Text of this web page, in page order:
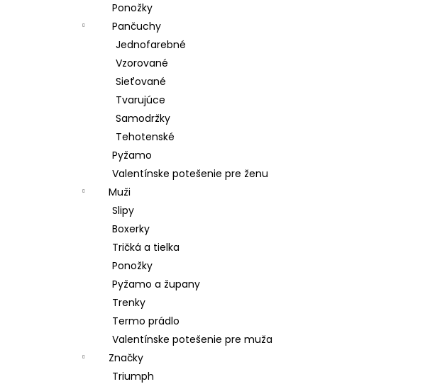
Ponožky
Pančuchy
Jednofarebné
Vzorované
Sieťované
Tvarujúce
Samodržky
Tehotenské
Pyžamo
Valentínske potešenie pre ženu
Muži
Slipy
Boxerky
Tričká a tielka
Ponožky
Pyžamo a župany
Trenky
Termo prádlo
Valentínske potešenie pre muža
Značky
Triumph